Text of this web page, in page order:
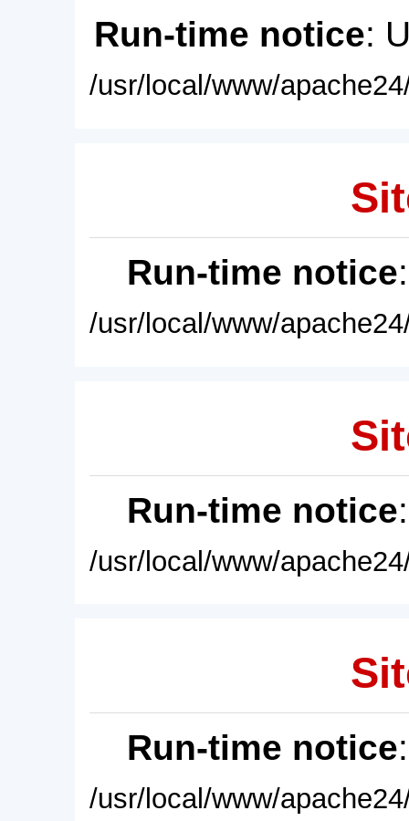
Run-time notice:
/usr/local/www/
Run-time notice
/usr/local/www/
Run-time notice
/usr/local/www/
Run-time notice
/usr/local/www/